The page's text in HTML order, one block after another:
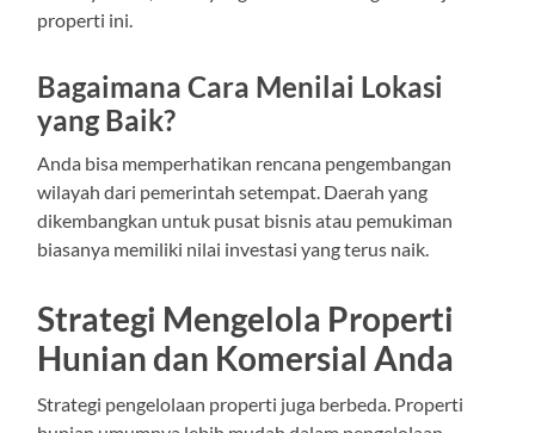
properti ini.
Bagaimana Cara Menilai Lokasi
yang Baik?
Anda bisa memperhatikan rencana pengembangan
wilayah dari pemerintah setempat. Daerah yang
dikembangkan untuk pusat bisnis atau pemukiman
biasanya memiliki nilai investasi yang terus naik.
Strategi Mengelola Properti
Hunian dan Komersial Anda
Strategi pengelolaan properti juga berbeda. Properti